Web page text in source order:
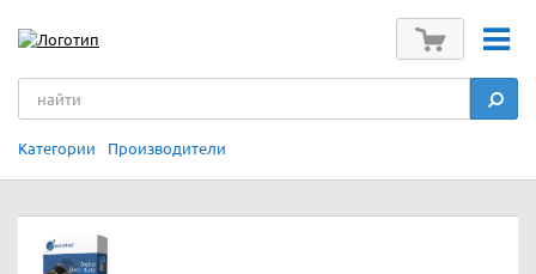
Категории Производители